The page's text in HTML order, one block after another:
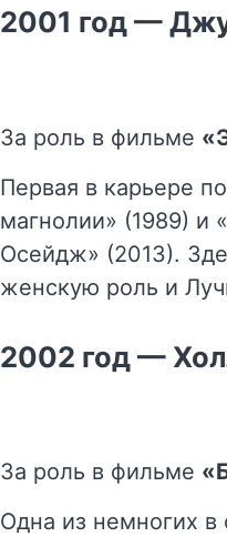
2001 год —
За роль в фильме
Первая в карьере
магнолии» (1989) и
Осейдж» (2013).
женскую роль и
2002 год —
За роль в фильме
Одна из немногих в